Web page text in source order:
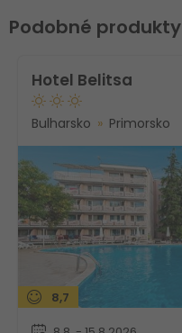
Podobné produkty
Hotel Belitsa
Bulharsko Primorsko
8,7